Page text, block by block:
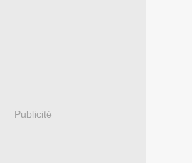
Publicité